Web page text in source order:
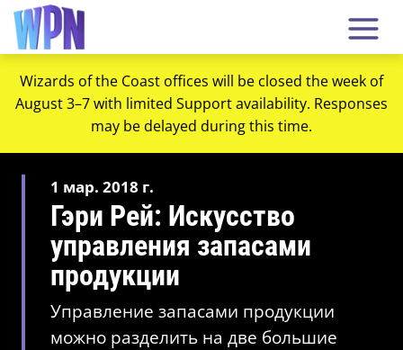
Wizards of the Coast offices will be closed the week of
August 3–7 with limited Support availability. Responses
may be delayed during this time.
1 мар. 2018 г.
Гэри Рей: Искусство
управления запасами
продукции
Управление запасами продукции
можно разделить на две большие